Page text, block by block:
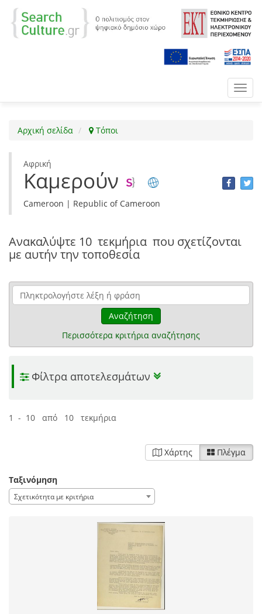
Αρχική σελίδα Τόποι
Αφρική
Καμερούν
Cameroon | Republic of Cameroon
Ανακαλύψτε 10 τεκμήρια που σχετίζονται
με αυτήν την τοποθεσία
Αναζήτηση
Περισσότερα κριτήρια αναζήτησης
Φίλτρα αποτελεσμάτων
1 - 10 από 10 τεκμήρια
Χάρτης Πλέγμα
Ταξινόμηση
Σχετικότητα με κριτήρια